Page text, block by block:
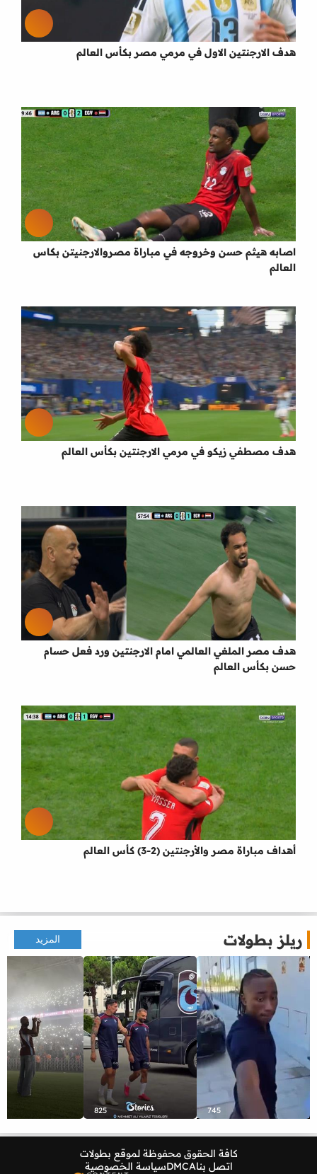
هدف الارجنتين الاول في مرمي مصر بكأس العالم
اصابه هيثم حسن وخروجه في مباراة مصروالارجنيتن بكاس
العالم
هدف مصطفي زيكو في مرمي الارجنتين بكأس العالم
هدف مصر الملغي العالمي امام الارجنتين ورد فعل حسام
حسن بكأس العالم
أهداف مباراة مصر والأرجنتين (2-3) كأس العالم
ريلز بطولات المزيد
745
825
كافة الحقوق محفوظة لموقع بطولات
اتصل بناDMCAسياسة الخصوصية